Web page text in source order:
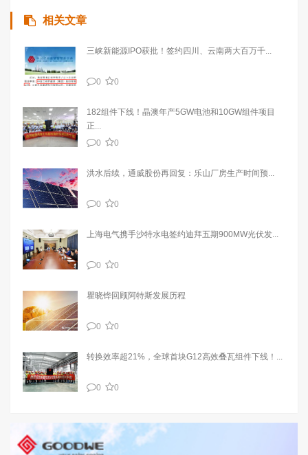
相关文章
三峡新能源IPO获批！签约四川、云南两大百万千...
0 0
182组件下线！晶澳年产5GW电池和10GW组件项目
正...
0
0
洪水后续，通威股份再回复：乐山厂房生产时间预...
0 0
上海电气携手沙特水电签约迪拜五期900MW光伏发...
0 0
瞿晓铧回顾阿特斯发展历程
0 0
转换效率超21%，全球首块G12高效叠瓦组件下线！...
0 0